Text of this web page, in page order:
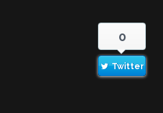
0
Twitter